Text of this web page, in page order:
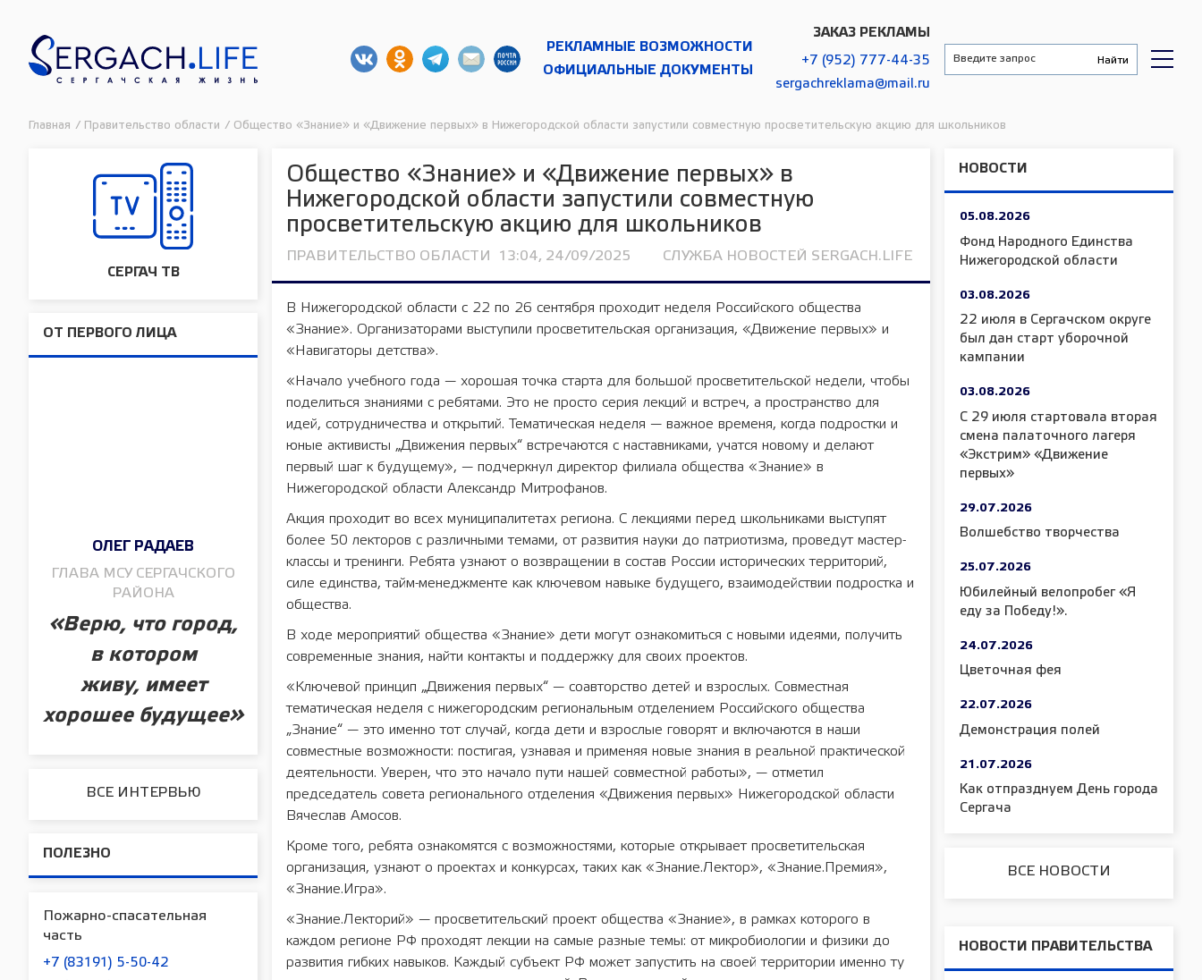
РЕКЛАМНЫЕ ВОЗМОЖНОСТИ
ОФИЦИАЛЬНЫЕ ДОКУМЕНТЫ
ЗАКАЗ РЕКЛАМЫ
+7 (952) 777-44-35
sergachreklama@mail.ru
Главная / Правительство области / Общество «Знание» и «Движение первых» в Нижегородской области запустили совместную просветительскую акцию для школьников
СЕРГАЧ ТВ
ОТ ПЕРВОГО ЛИЦА
ОЛЕГ РАДАЕВ
ГЛАВА МСУ СЕРГАЧСКОГО
РАЙОНА
«Верю, что город,
в котором
живу, имеет
хорошее будущее»
ВСЕ ИНТЕРВЬЮ
ПОЛЕЗНО
Пожарно-спасательная
часть
+7 (83191) 5-50-42
Общество «Знание» и «Движение первых» в
Нижегородской области запустили совместную
просветительскую акцию для школьников
ПРАВИТЕЛЬСТВО ОБЛАСТИ 13:04, 24/09/2025 СЛУЖБА НОВОСТЕЙ SERGACH.LIFE
В Нижегородской области с 22 по 26 сентября проходит неделя Российского общества
«Знание». Организаторами выступили просветительская организация, «Движение первых» и
«Навигаторы детства».
«Начало учебного года — хорошая точка старта для большой просветительской недели, чтобы
поделиться знаниями с ребятами. Это не просто серия лекций и встреч, а пространство для
идей, сотрудничества и открытий. Тематическая неделя — важное временя, когда подростки и
юные активисты „Движения первых“ встречаются с наставниками, учатся новому и делают
первый шаг к будущему», — подчеркнул директор филиала общества «Знание» в
Нижегородской области Александр Митрофанов.
Акция проходит во всех муниципалитетах региона. С лекциями перед школьниками выступят
более 50 лекторов с различными темами, от развития науки до патриотизма, проведут мастер-
классы и тренинги. Ребята узнают о возвращении в состав России исторических территорий,
силе единства, тайм-менеджменте как ключевом навыке будущего, взаимодействии подростка и
общества.
В ходе мероприятий общества «Знание» дети могут ознакомиться с новыми идеями, получить
современные знания, найти контакты и поддержку для своих проектов.
«Ключевой принцип „Движения первых“ — соавторство детей и взрослых. Совместная
тематическая неделя с нижегородским региональным отделением Российского общества
„Знание“ — это именно тот случай, когда дети и взрослые говорят и включаются в наши
совместные возможности: постигая, узнавая и применяя новые знания в реальной практической
деятельности. Уверен, что это начало пути нашей совместной работы», — отметил
председатель совета регионального отделения «Движения первых» Нижегородской области
Вячеслав Амосов.
Кроме того, ребята ознакомятся с возможностями, которые открывает просветительская
организация, узнают о проектах и конкурсах, таких как «Знание.Лектор», «Знание.Премия»,
«Знание.Игра».
«Знание.Лекторий» — просветительский проект общества «Знание», в рамках которого в
каждом регионе РФ проходят лекции на самые разные темы: от микробиологии и физики до
развития гибких навыков. Каждый субъект РФ может запустить на своей территории именно ту
НОВОСТИ
05.08.2026
Фонд Народного Единства
Нижегородской области
03.08.2026
22 июля в Сергачском округе
был дан старт уборочной
кампании
03.08.2026
С 29 июля стартовала вторая
смена палаточного лагеря
«Экстрим» «Движение
первых»
29.07.2026
Волшебство творчества
25.07.2026
Юбилейный велопробег «Я
еду за Победу!».
24.07.2026
Цветочная фея
22.07.2026
Демонстрация полей
21.07.2026
Как отпразднуем День города
Сергача
ВСЕ НОВОСТИ
НОВОСТИ ПРАВИТЕЛЬСТВА